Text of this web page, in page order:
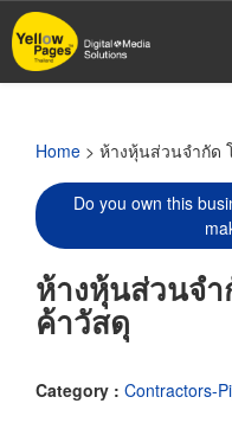
Skip
to
main
Home > ห้างหุ้นส่วนจำกัด
Do you own this
ห้างหุ้นส่วนจ
ค้าวัสดุ
Category : Contractors-